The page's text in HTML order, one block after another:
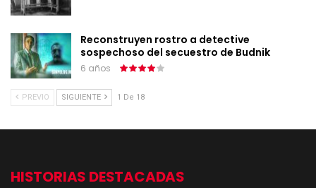
Reconstruyen rostro a detective
sospechoso del secuestro de Budnik
6 años
PREVIO SIGUIENTE 1 De 18
HISTORIAS DESTACADAS